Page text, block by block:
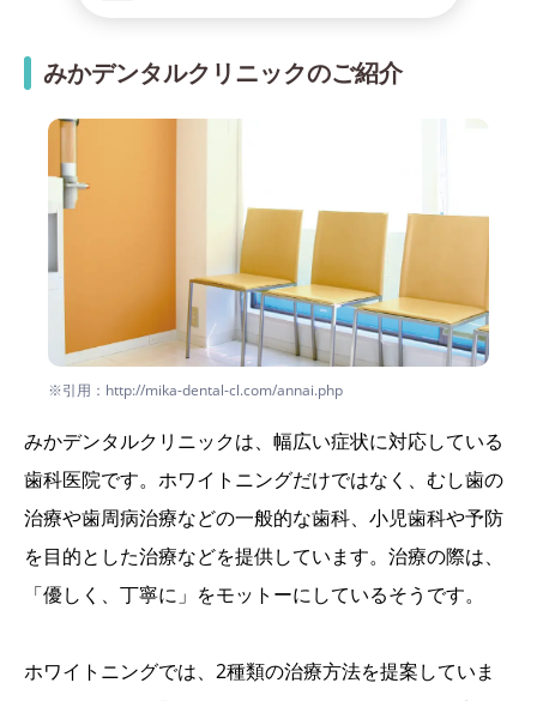
みかデンタルクリニックのご紹介
※引用：http://mika-dental-cl.com/annai.php
みかデンタルクリニックは、幅広い症状に対応している
歯科医院です。ホワイトニングだけではなく、むし歯の
治療や歯周病治療などの一般的な歯科、小児歯科や予防
を目的とした治療などを提供しています。治療の際は、
「優しく、丁寧に」をモットーにしているそうです。
ホワイトニングでは、2種類の治療方法を提案していま